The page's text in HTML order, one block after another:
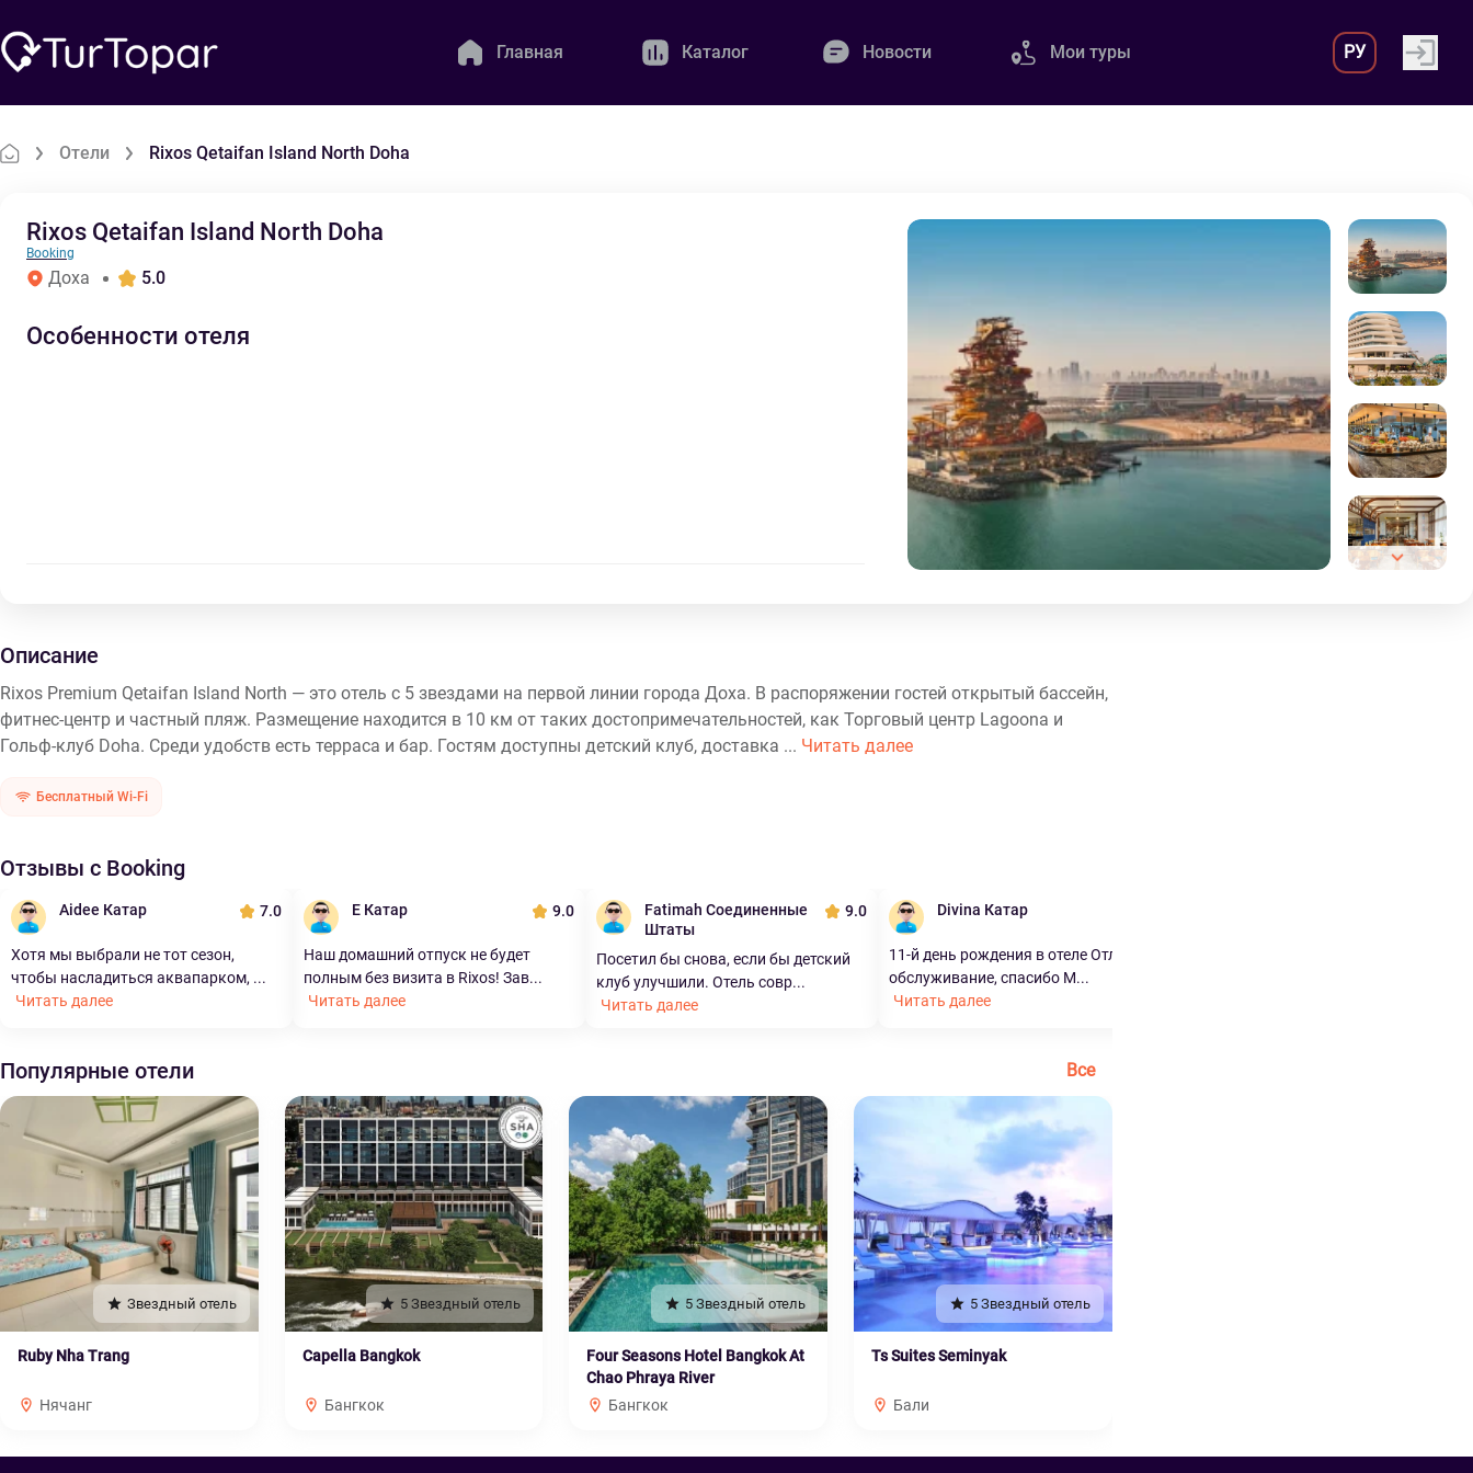
Главная Каталог Новости Мои туры РУ
Отели Rixos Qetaifan Island North Doha
Rixos Qetaifan Island North Doha
Booking
Доха 5.0
Особенности отеля
Описание
Rixos Premium Qetaifan Island North — это отель с 5 звездами на первой линии города Доха. В распоряжении гостей открытый бассейн,
фитнес-центр и частный пляж. Размещение находится в 10 км от таких достопримечательностей, как Торговый центр Lagoona и
Гольф-клуб Doha. Среди удобств есть терраса и бар. Гостям доступны детский клуб, доставка ... Читать далее
Бесплатный Wi-Fi
Отзывы с Booking
Aidee Катар 7.0
Хотя мы выбрали не тот сезон,
чтобы насладиться аквапарком, ...
Читать далее
E Катар 9.0
Наш домашний отпуск не будет
полным без визита в Rixos! Зав...
Читать далее
Fatimah Соединенные
Штаты
9.0
Посетил бы снова, если бы детский
клуб улучшили. Отель совр...
Читать далее
Divina Катар
11-й день рождения в отеле Отличное
обслуживание, спасибо М...
Читать далее
Популярные отели Все
Звездный отель
Ruby Nha Trang
Нячанг
5 Звездный отель
Capella Bangkok
Бангкок
5 Звездный отель
Four Seasons Hotel Bangkok At
Chao Phraya River
Бангкок
5 Звездный отель
Ts Suites Seminyak
Бали